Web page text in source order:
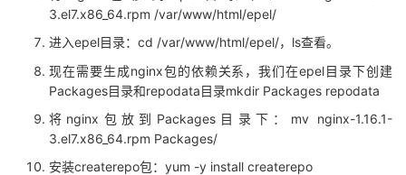
3.el7.x86_64.rpm /var/www/html/epel/
进入epel目录：cd /var/www/html/epel/，ls查看。
现在需要生成nginx包的依赖关系，我们在epel目录下创建
Packages目录和repodata目录mkdir Packages repodata
将 nginx包放到Packages目录下：mv nginx-1.16.1-
3.el7.x86_64.rpm Packages/
安装createrepo包：yum -y install createrepo